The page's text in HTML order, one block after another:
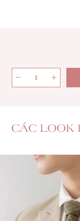
CÁC LOOK